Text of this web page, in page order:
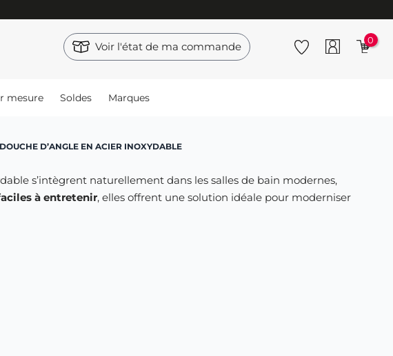
Voir l'état de ma commande 0
mesure Soldes Marques
D’ANGLE EN ACIER INOXYDABLE
s’intègrent naturellement dans les salles de bain modernes,
à entretenir, elles offrent une solution idéale pour moderniser